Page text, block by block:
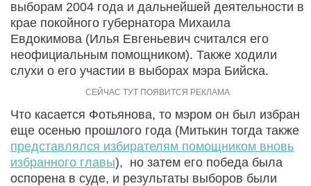
выборам 2004 года и дальнейшей деятельности в
крае покойного губернатора Михаила
Евдокимова (Илья Евгеньевич считался его
неофициальным помощником). Также ходили
слухи о его участии в выборах мэра Бийска.
Что касается Фотьянова, то мэром он был избран
еще осенью прошлого года (Митькин тогда также
представлялся избирателям помощником вновь
избранного главы), но затем его победа была
оспорена в суде, и результаты выборов были